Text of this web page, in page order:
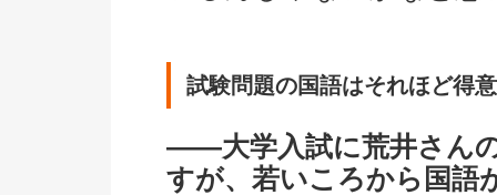
試験問題の国語はそれほど得
――大学入試に荒井さん
すが、若いころから国語